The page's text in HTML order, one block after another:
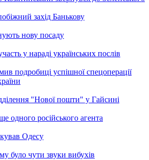
захід Банькову
нову посаду
у нараді українських послів
подробиці успішної спецоперації
"Нової пошти" у Гайсині
одного російського агента
Одесу
було чути звуки вибухів